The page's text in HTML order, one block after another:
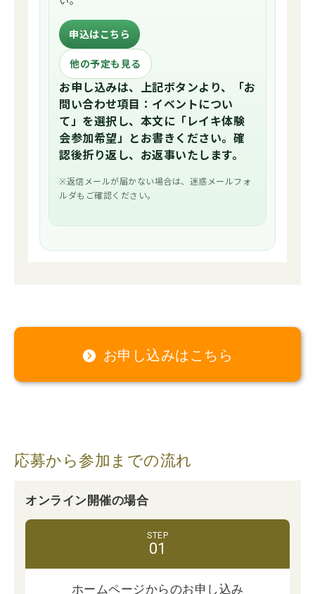
申込はこちら
他の予定も見る
お申し込みは、上記ボタンより、「お
問い合わせ項目：イベントについ
て」を選択し、本文に「レイキ体験
会参加希望」とお書きください。確
認後折り返し、お返事いたします。
※返信メールが届かない場合は、迷惑メールフォ
ルダもご確認ください。
お申し込みはこちら
応募から参加までの流れ
オンライン開催の場合
ホームページからのお申し込み